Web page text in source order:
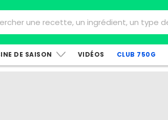
DE SAISON VIDÉOS CLUB 750G